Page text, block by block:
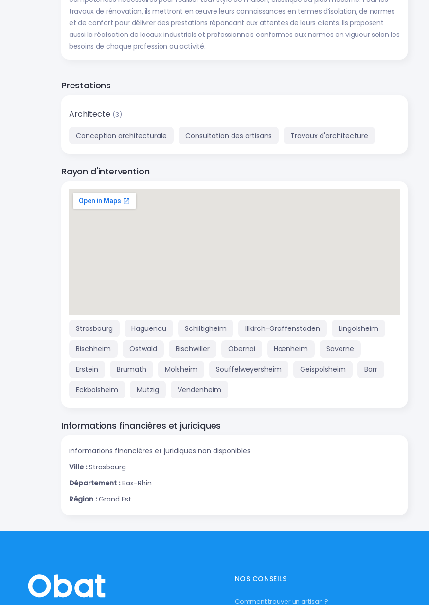
travaux de rénovation, ils mettront en œuvre leurs connaissances en termes d’isolation, de normes
et de confort pour délivrer des prestations répondant aux attentes de leurs clients. Ils proposent
aussi la réalisation de locaux industriels et professionnels conformes aux normes en vigueur selon les
besoins de chaque profession ou activité.
Prestations
Architecte (3)
Conception architecturale Consultation des artisans Travaux d'architecture
Rayon d'intervention
Strasbourg Haguenau Schiltigheim Illkirch-Graffenstaden Lingolsheim
Bischheim Ostwald Bischwiller Obernai Hœnheim Saverne
Erstein Brumath Molsheim Souffelweyersheim Geispolsheim Barr
Eckbolsheim Mutzig Vendenheim
Informations financières et juridiques
Informations financières et juridiques non disponibles
Ville : Strasbourg
Département : Bas-Rhin
Région : Grand Est
NOS CONSEILS
Comment trouver un artisan ?